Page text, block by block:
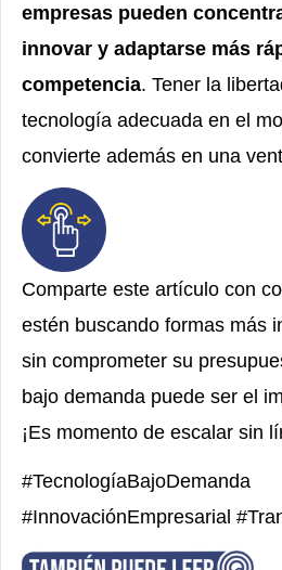
empresas pueden
innovar y adaptarse más
competencia. Tener la
tecnología adecuada en el
convierte además en una
Comparte este artículo con
estén buscando formas más
sin comprometer su
bajo demanda puede ser el
¡Es momento de escalar sin
#TecnologíaBajoDemanda
#InnovaciónEmpresarial